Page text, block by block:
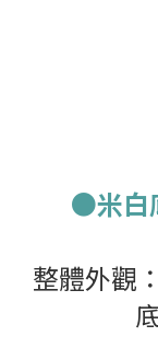
●米白
整體外觀